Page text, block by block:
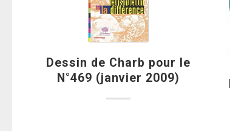
Dessin de Charb pour le
N°469 (janvier 2009)